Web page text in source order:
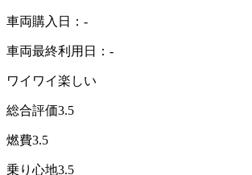
車両購入日：-
車両最終利用日：-
ワイワイ楽しい
総合評価3.5
燃費3.5
乗り心地3.5